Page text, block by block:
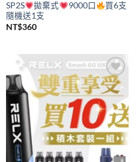
SP2S 拋棄式 9000口
買6支
隨機送1支
NT$360
Add to
wishlist